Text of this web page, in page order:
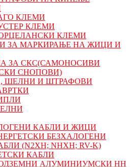
КЛЕМИ
КЛЕМИ
КЛЕМИ
ЗА МАРКИРАЊЕ НА ЖИЦИ И
ЗА СКС(САМОНОСИВИ
СНОПОВИ)
ШЕЛНИ И ШТРАФОВИ
КАБЛИ И ЖИЦИ
БЕЗХАЛОГЕНИ
(N2XH; NHXH; RV-K)
КАБЛИ
АЛУМИНИУМСКИ НН